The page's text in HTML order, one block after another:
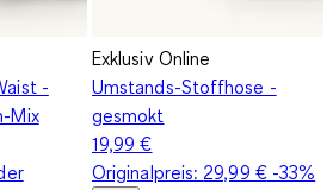
-
Mix
Exklusiv Online
Umstands-Stoffhose -
gesmokt
19,99 €
Originalpreis: 29,99 €-33%